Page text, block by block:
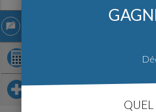
chiffrage
Sur le même thème
QUEL